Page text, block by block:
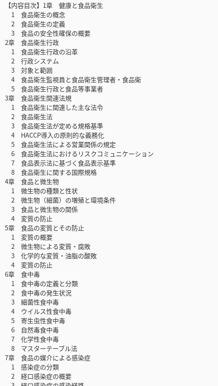
【内容目次】1章 健康と食品衛生
1 食品衛生の概念
2 食品衛生の定義
3 食品の安全性確保の概要
2章 食品衛生行政
1 食品衛生行政の沿革
2 行政システム
3 対象と範囲
4 食品衛生監視員と食品衛生管理者・食品衛
5 食品衛生行政と食品等事業者
3章 食品衛生関連法規
1 食品衛生に関連した主な法令
2 食品衛生法
3 食品衛生法が定める規格基準
4 HACCP導入の原則的な義務化
5 食品衛生法による営業関係の規定
6 食品衛生法におけるリスクコミュニケーション
7 食品表示法に基づく食品表示基準
8 食品衛生に関する国際規格
4章 食品と微生物
1 微生物の種類と性状
2 微生物（細菌）の増殖と環境条件
3 食品と微生物の関係
4 変質の防止
5章 食品の変質とその防止
1 変質の概要
2 微生物による変質・腐敗
3 化学的な変質・油脂の酸敗
4 変質の防止
6章 食中毒
1 食中毒の定義と分類
2 食中毒の発生状況
3 細菌性食中毒
4 ウイルス性食中毒
5 寄生虫性食中毒
6 自然毒食中毒
7 化学性食中毒
8 マスターテーブル法
7章 食品の媒介による感染症
1 感染症の分類
2 経口感染症の概要